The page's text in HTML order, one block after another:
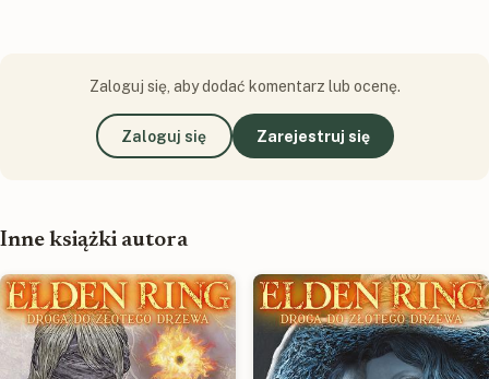
Zaloguj się, aby dodać komentarz lub ocenę.
Zaloguj się Zarejestruj się
Inne książki autora